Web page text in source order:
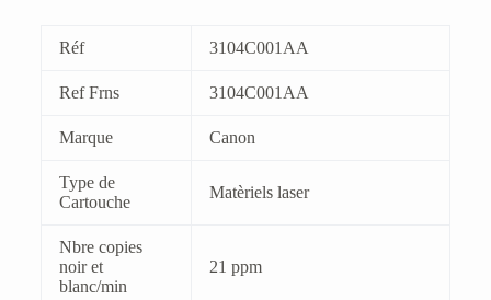
Réf 3104C001AA
Ref Frns 3104C001AA
Marque Canon
Type de
Cartouche
Matèriels laser
Nbre copies
noir et
blanc/min
21 ppm